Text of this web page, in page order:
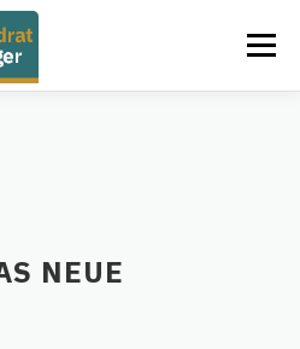
Menü
NEUE